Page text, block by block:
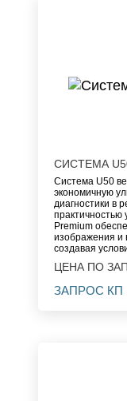
СИСТЕМА
Система U50
экономичную
диагностики в
практичностью
Premium
изображения и
создавая
ЦЕНА ПО
ЗАПРОС КП